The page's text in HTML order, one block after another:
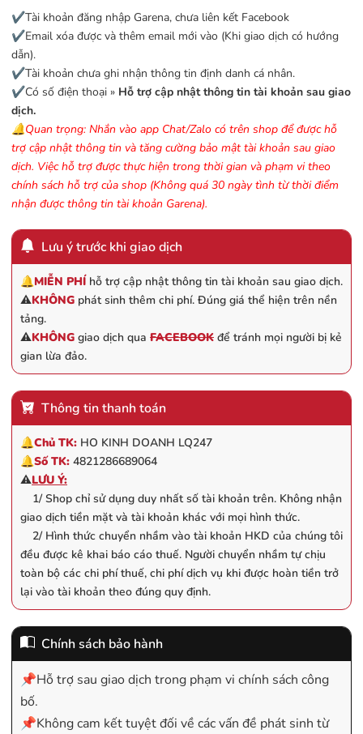
✔️Tài khoản đăng nhập Garena, chưa liên kết Facebook
✔️Email xóa được và thêm email mới vào (Khi giao dịch có hướng
dẫn).
✔️Tài khoản chưa ghi nhận thông tin định danh cá nhân.
✔️Có số điện thoại » Hỗ trợ cập nhật thông tin tài khoản sau giao
dịch.
🔔Quan trọng: Nhắn vào app Chat/Zalo có trên shop để được hỗ
trợ cập nhật thông tin và tăng cường bảo mật tài khoản sau giao
dịch. Việc hỗ trợ được thực hiện trong thời gian và phạm vi theo
chính sách hỗ trợ của shop (Không quá 30 ngày tình từ thời điểm
nhận được thông tin tài khoản Garena).
Lưu ý trước khi giao dịch
🔔MIỄN PHÍ hỗ trợ cập nhật thông tin tài khoản sau giao dịch.
⚠️KHÔNG phát sinh thêm chi phí. Đúng giá thể hiện trên nền
tảng.
⚠️KHÔNG giao dịch qua FACEBOOK để tránh mọi người bị kẻ
gian lừa đảo.
Thông tin thanh toán
🔔Chủ TK: HO KINH DOANH LQ247
🔔Số TK: 4821286689064
⚠️LƯU Ý:
1/ Shop chỉ sử dụng duy nhất số tài khoản trên. Không nhận
giao dịch tiền mặt và tài khoản khác với mọi hình thức.
2/ Hình thức chuyển nhầm vào tài khoản HKD của chúng tôi
đều được kê khai báo cáo thuế. Người chuyển nhầm tự chịu
toàn bộ các chi phí thuế, chi phí dịch vụ khi được hoàn tiền trở
lại vào tài khoản theo đúng quy định.
Chính sách bảo hành
📌Hỗ trợ sau giao dịch trong phạm vi chính sách công
bố.
📌Không cam kết tuyệt đối về các vấn đề phát sinh từ